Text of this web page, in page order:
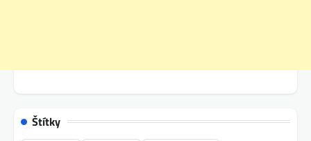
Štítky